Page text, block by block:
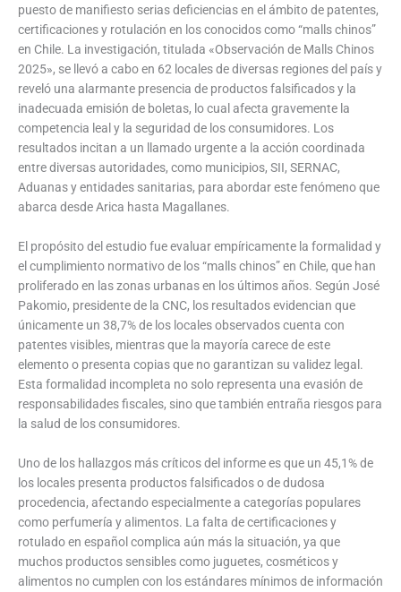
puesto de manifiesto serias deficiencias en el ámbito de patentes,
certificaciones y rotulación en los conocidos como “malls chinos”
en Chile. La investigación, titulada «Observación de Malls Chinos
2025», se llevó a cabo en 62 locales de diversas regiones del país y
reveló una alarmante presencia de productos falsificados y la
inadecuada emisión de boletas, lo cual afecta gravemente la
competencia leal y la seguridad de los consumidores. Los
resultados incitan a un llamado urgente a la acción coordinada
entre diversas autoridades, como municipios, SII, SERNAC,
Aduanas y entidades sanitarias, para abordar este fenómeno que
abarca desde Arica hasta Magallanes.
El propósito del estudio fue evaluar empíricamente la formalidad y
el cumplimiento normativo de los “malls chinos” en Chile, que han
proliferado en las zonas urbanas en los últimos años. Según José
Pakomio, presidente de la CNC, los resultados evidencian que
únicamente un 38,7% de los locales observados cuenta con
patentes visibles, mientras que la mayoría carece de este
elemento o presenta copias que no garantizan su validez legal.
Esta formalidad incompleta no solo representa una evasión de
responsabilidades fiscales, sino que también entraña riesgos para
la salud de los consumidores.
Uno de los hallazgos más críticos del informe es que un 45,1% de
los locales presenta productos falsificados o de dudosa
procedencia, afectando especialmente a categorías populares
como perfumería y alimentos. La falta de certificaciones y
rotulado en español complica aún más la situación, ya que
muchos productos sensibles como juguetes, cosméticos y
alimentos no cumplen con los estándares mínimos de información